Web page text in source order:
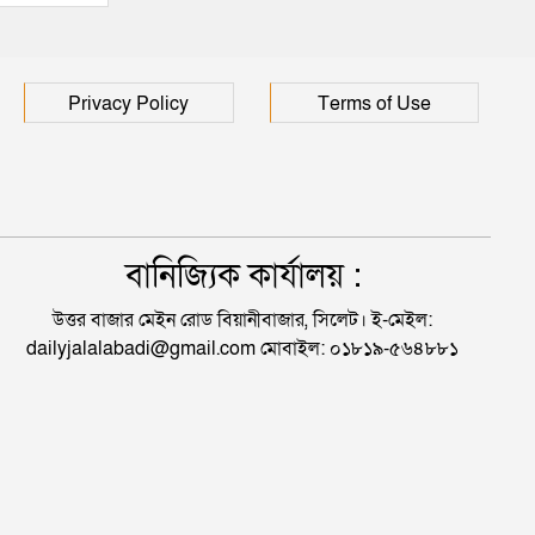
Privacy Policy Terms of Use
বানিজ্যিক কার্যালয় :
উত্তর বাজার মেইন রোড বিয়ানীবাজার, সিলেট। ই-মেইল:
dailyjalalabadi@gmail.com মোবাইল: ০১৮১৯-৫৬৪৮৮১